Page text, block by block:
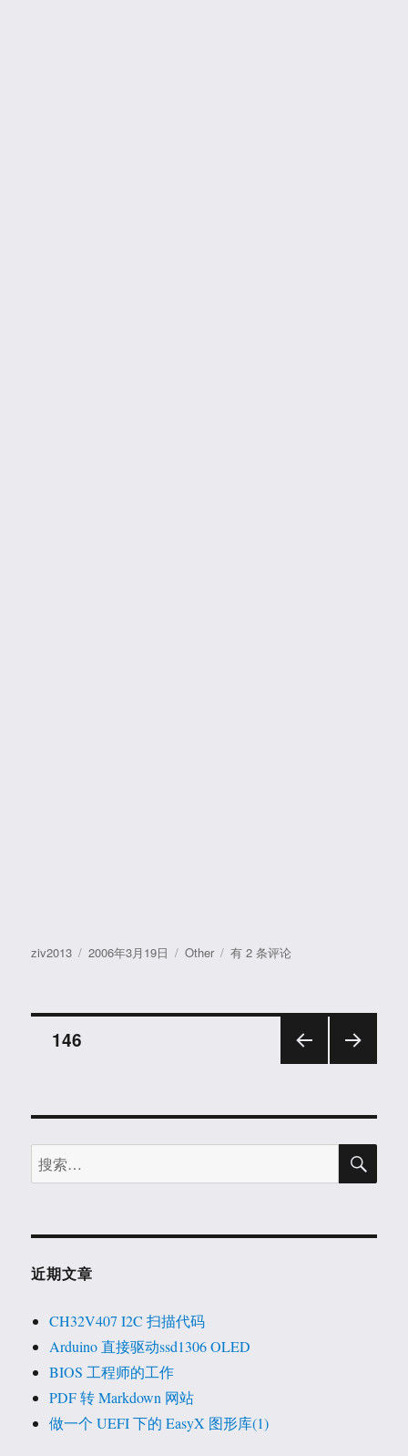
作
ziv2013
发
2006年3月19日
分
Other
[March
杂
能
丢
了
己》
有 2 条评论
文
分
页
146
搜
索：
搜
近期文章
CH32V407 I2C 扫描代码
Arduino 直接驱动ssd1306 OLED
BIOS 工程师的工作
PDF 转 Markdown 网站
做一个 UEFI 下的 EasyX 图形库(1)